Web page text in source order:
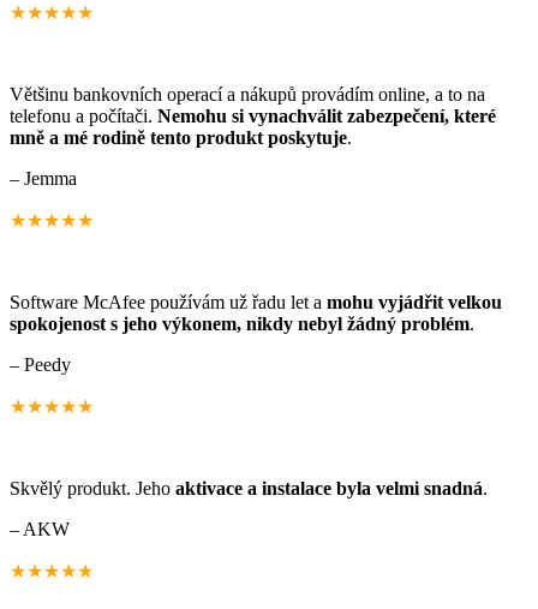
★★★★★
Většinu bankovních operací a nákupů provádím online, a to na
telefonu a počítači. Nemohu si vynachválit zabezpečení, které
mně a mé rodině tento produkt poskytuje.
– Jemma
★★★★★
Software McAfee používám už řadu let a mohu vyjádřit velkou
spokojenost s jeho výkonem, nikdy nebyl žádný problém.
– Peedy
★★★★★
Skvělý produkt. Jeho aktivace a instalace byla velmi snadná.
– AKW
★★★★★